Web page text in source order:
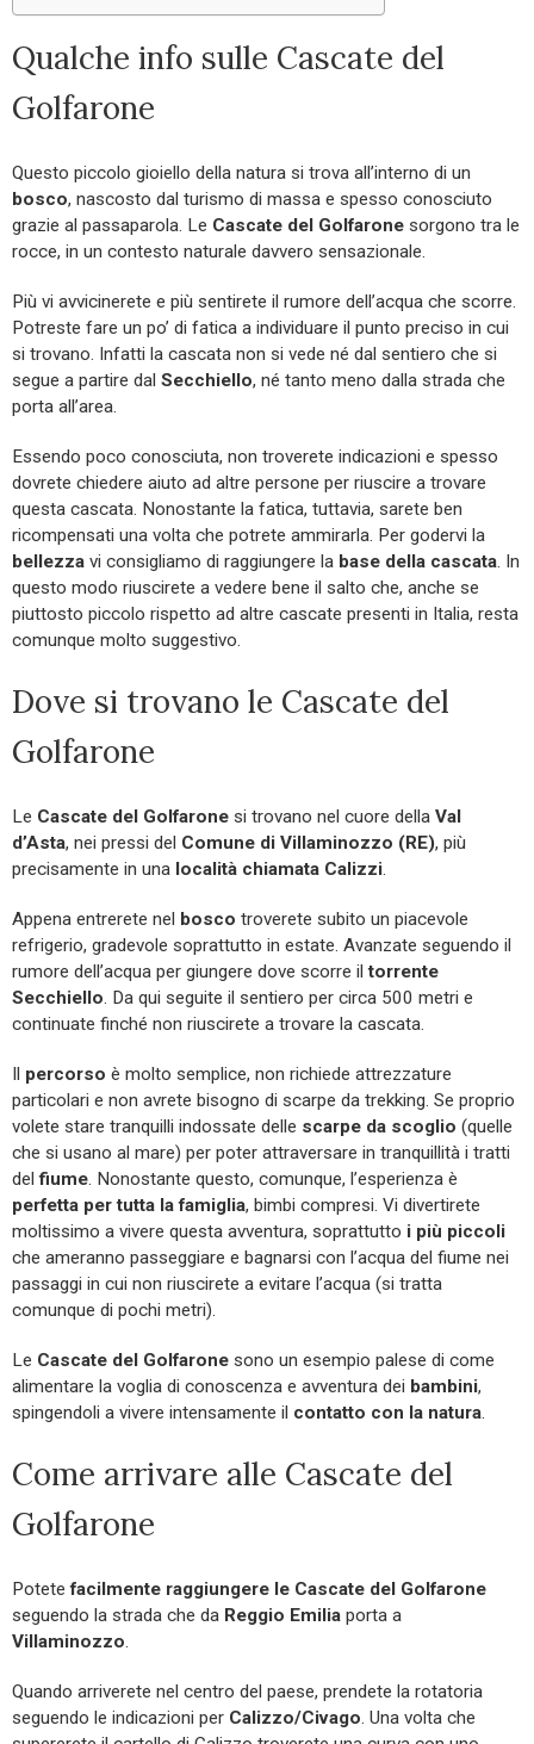
Qualche info sulle Cascate del
Golfarone
Questo piccolo gioiello della natura si trova all’interno di un
bosco, nascosto dal turismo di massa e spesso conosciuto
grazie al passaparola. Le Cascate del Golfarone sorgono tra le
rocce, in un contesto naturale davvero sensazionale.
Più vi avvicinerete e più sentirete il rumore dell’acqua che scorre.
Potreste fare un po’ di fatica a individuare il punto preciso in cui
si trovano. Infatti la cascata non si vede né dal sentiero che si
segue a partire dal Secchiello, né tanto meno dalla strada che
porta all’area.
Essendo poco conosciuta, non troverete indicazioni e spesso
dovrete chiedere aiuto ad altre persone per riuscire a trovare
questa cascata. Nonostante la fatica, tuttavia, sarete ben
ricompensati una volta che potrete ammirarla. Per godervi la
bellezza vi consigliamo di raggiungere la base della cascata. In
questo modo riuscirete a vedere bene il salto che, anche se
piuttosto piccolo rispetto ad altre cascate presenti in Italia, resta
comunque molto suggestivo.
Dove si trovano le Cascate del
Golfarone
Le Cascate del Golfarone si trovano nel cuore della Val
d’Asta, nei pressi del Comune di Villaminozzo (RE), più
precisamente in una località chiamata Calizzi.
Appena entrerete nel bosco troverete subito un piacevole
refrigerio, gradevole soprattutto in estate. Avanzate seguendo il
rumore dell’acqua per giungere dove scorre iltorrente
Secchiello. Da qui seguite il sentiero per circa 500 metri e
continuate finché non riuscirete a trovare la cascata.
Il percorso è molto semplice, non richiede attrezzature
particolari e non avrete bisogno di scarpe da trekking. Se proprio
volete stare tranquilli indossate delle scarpe da scoglio (quelle
che si usano al mare) per poter attraversare in tranquillità i tratti
delfiume. Nonostante questo, comunque, l’esperienza è
perfetta per tutta la famiglia, bimbi compresi. Vi divertirete
moltissimo a vivere questa avventura, soprattutto i più piccoli
che ameranno passeggiare e bagnarsi con l’acqua del fiume nei
passaggi in cui non riuscirete a evitare l’acqua (si tratta
comunque di pochi metri).
Le Cascate del Golfarone sono un esempio palese di come
alimentare la voglia di conoscenza e avventura dei bambini,
spingendoli a vivere intensamente il contatto con la natura.
Come arrivare alle Cascate del
Golfarone
Potetefacilmente raggiungere le Cascate del Golfarone
seguendo la strada che da Reggio Emilia porta a
Villaminozzo.
Quando arriverete nel centro del paese, prendete la rotatoria
seguendo le indicazioni per Calizzo/Civago. Una volta che